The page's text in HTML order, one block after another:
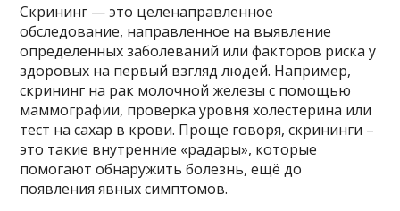
Скрининг — это целенаправленное
обследование, направленное на выявление
определенных заболеваний или факторов риска у
здоровых на первый взгляд людей. Например,
скрининг на рак молочной железы с помощью
маммографии, проверка уровня холестерина или
тест на сахар в крови. Проще говоря, скрининги –
это такие внутренние «радары», которые
помогают обнаружить болезнь, ещё до
появления явных симптомов.